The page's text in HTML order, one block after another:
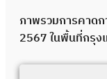
ภาพรวมการคาด
2567 ในพื้นที่กรุง